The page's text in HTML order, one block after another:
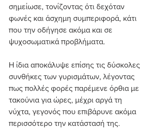
σημείωσε, τονίζοντας ότι δεχόταν
φωνές και άσχημη συμπεριφορά, κάτι
που την οδήγησε ακόμα και σε
ψυχοσωματικά προβλήματα.
Η ίδια αποκάλυψε επίσης τις δύσκολες
συνθήκες των γυρισμάτων, λέγοντας
πως πολλές φορές παρέμενε όρθια με
τακούνια για ώρες, μέχρι αργά τη
νύχτα, γεγονός που επιβάρυνε ακόμα
περισσότερο την κατάστασή της.